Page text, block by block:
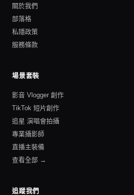
關於我們
部落格
私隱政策
服務條款
場景套裝
影音 Vlogger 創作
TikTok 短片創作
追星 演唱會拍攝
專業攝影師
直播主裝備
查看全部 →
追蹤我們